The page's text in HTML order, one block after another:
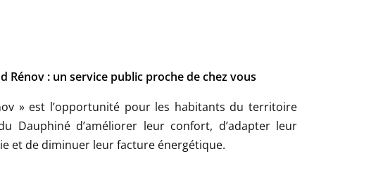
Rénov : un service public proche de chez vous
» est l’opportunité pour les habitants du territoire
Dauphiné d’améliorer leur confort, d’adapter leur
et de diminuer leur facture énergétique.